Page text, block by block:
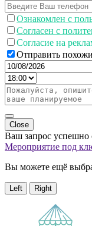
Ознакомлен с
Согласен с
Согласие на
Отправить
Close
Ваш запрос успешно
Мероприятие под
Вы можете ещё
Left Right